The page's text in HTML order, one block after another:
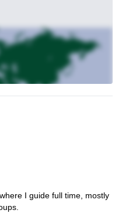
esquís. Lasladeras tienen
de paisajes
desde nieve polvo hasta
la temporada. Una vez que
hacia el valle a través del
volcán Lanín!
de 8 días de los Volcanes
de 4 días desde Bariloche a
I guide full time, mostly